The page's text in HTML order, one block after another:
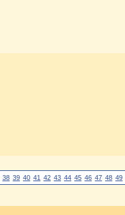
38 39 40 41 42 43 44 45 46 47 48 49